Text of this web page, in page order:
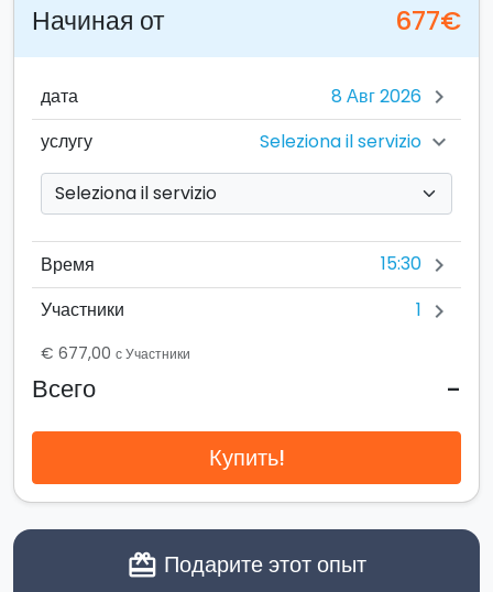
Начиная от 677€
дата chevron_right
услугу Seleziona il servizio chevron_right
Время 15:30 chevron_right
Участники 1 chevron_right
€ 677,00 с Участники
Всего -
Купить!
card_giftcard Подарите этот опыт